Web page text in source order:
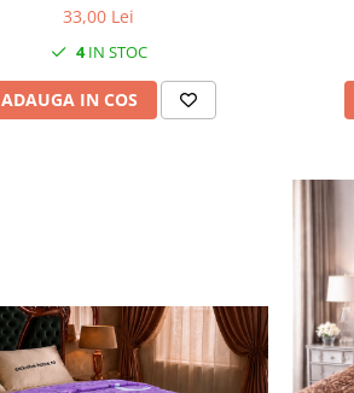
33,00 Lei
4IN STOC
ADAUGA IN COS